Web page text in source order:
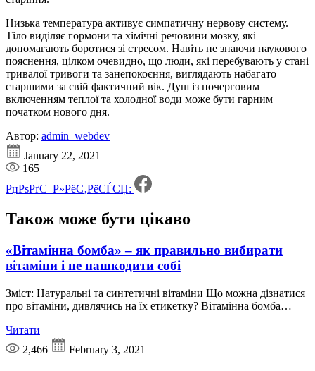
Низька температура активує симпатичну нервову систему.
Тіло виділяє гормони та хімічні речовини мозку, які
допомагають боротися зі стресом. Навіть не знаючи наукового
пояснення, цілком очевидно, що люди, які перебувають у стані
тривалої тривоги та занепокоєння, виглядають набагато
старшими за свій фактичний вік. Душ із почерговим
включенням теплої та холодної води може бути гарним
початком нового дня.
Автор: admin_webdev
January 22, 2021
165
РџРѕРґС–Р»РёС‚РёСЃСЏ:
Також може бути цікаво
«Вітамінна бомба» – як правильно вибирати
вітаміни і не нашкодити собі
Зміст: Натуральні та синтетичні вітаміни Що можна дізнатися
про вітаміни, дивлячись на їх етикетку? Вітамінна бомба…
Читати
2,466
February 3, 2021